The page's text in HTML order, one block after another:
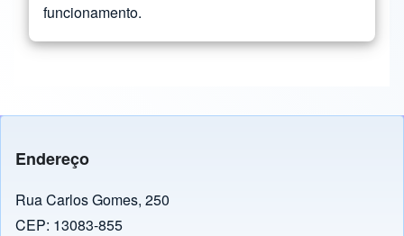
funcionamento.
Endereço
Rua Carlos Gomes, 250
CEP: 13083-855